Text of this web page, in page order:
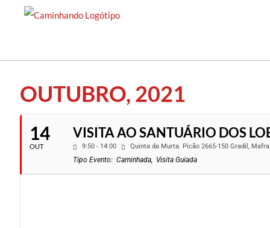
conteúdo
OUTUBRO, 2021
14
OUT
VISITA AO SANTUÁRIO DOS
9:50 - 14:00 Quinta da Murta. Picão 2665-150 Gradil,
Tipo Evento: Caminhada, Visita Guiada